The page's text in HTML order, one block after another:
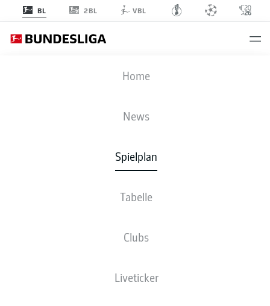
BL 2BL VBL
Home
News
Spielplan
Tabelle
Clubs
Liveticker
FCU
2
AUFSTELLUNGEN